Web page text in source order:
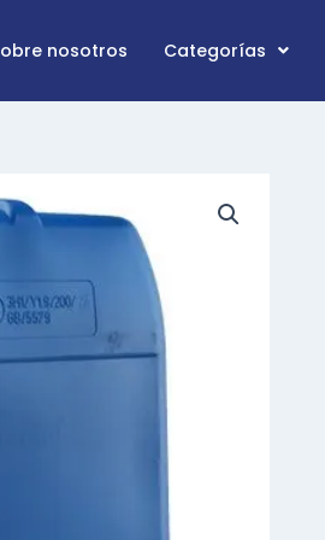
nosotros Categorías